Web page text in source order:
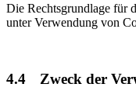
Die Rechtsgrundlage für
unter Verwendung von
4.4 Zweck der